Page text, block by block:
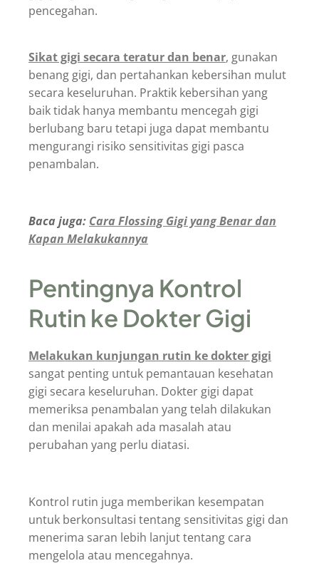
pencegahan.
Sikat gigi secara teratur dan benar, gunakan
benang gigi, dan pertahankan kebersihan mulut
secara keseluruhan. Praktik kebersihan yang
baik tidak hanya membantu mencegah gigi
berlubang baru tetapi juga dapat membantu
mengurangi risiko sensitivitas gigi pasca
penambalan.
Baca juga: Cara Flossing Gigi yang Benar dan
Kapan Melakukannya
Pentingnya Kontrol
Rutin ke Dokter Gigi
Melakukan kunjungan rutin ke dokter gigi
sangat penting untuk pemantauan kesehatan
gigi secara keseluruhan. Dokter gigi dapat
memeriksa penambalan yang telah dilakukan
dan menilai apakah ada masalah atau
perubahan yang perlu diatasi.
Kontrol rutin juga memberikan kesempatan
untuk berkonsultasi tentang sensitivitas gigi dan
menerima saran lebih lanjut tentang cara
mengelola atau mencegahnya.